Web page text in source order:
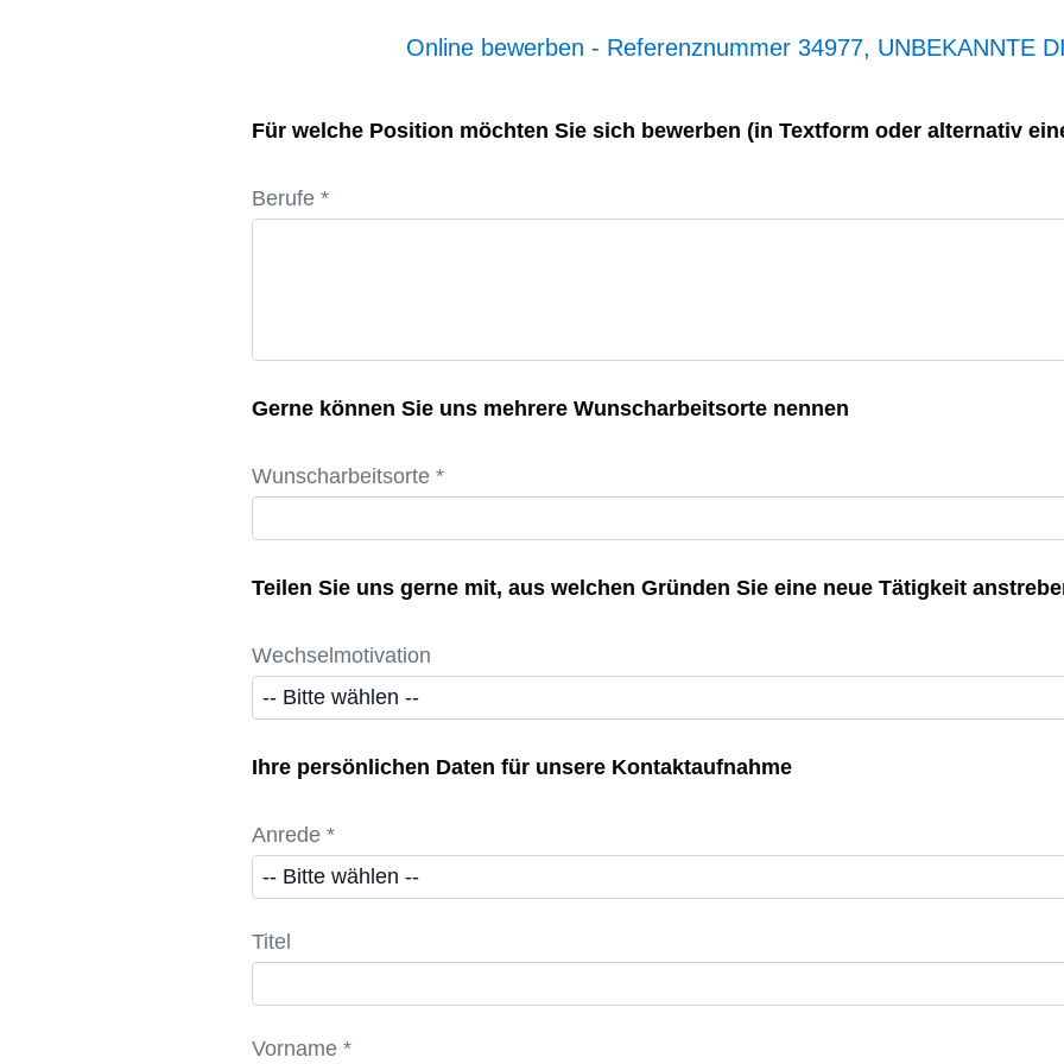
Online bewerben - Referenznummer 34977, UNBEKANNTE
Für welche Position möchten Sie sich bewerben (in Textform oder alternativ
Berufe *
Gerne können Sie uns mehrere Wunscharbeitsorte nennen
Wunscharbeitsorte *
Teilen Sie uns gerne mit, aus welchen Gründen Sie eine neue Tätigkeit
Wechselmotivation
Ihre persönlichen Daten für unsere Kontaktaufnahme
Anrede *
Titel
Vorname *